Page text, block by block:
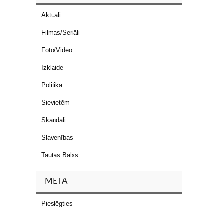
Aktuāli
Filmas/Seriāli
Foto/Video
Izklaide
Politika
Sievietēm
Skandāli
Slavenības
Tautas Balss
META
Pieslēgties